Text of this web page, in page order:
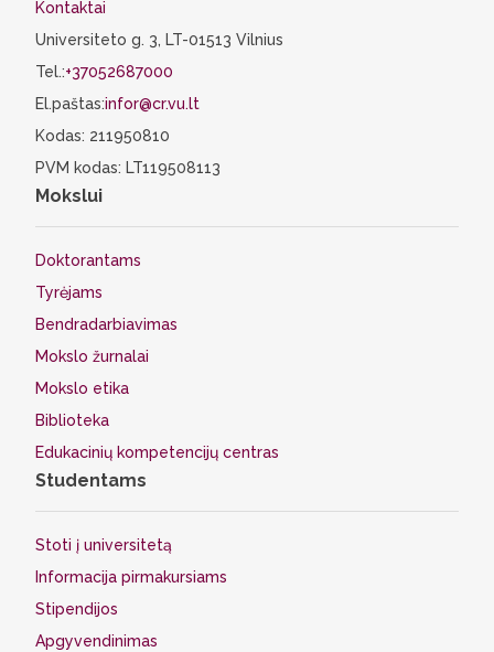
Kontaktai
Universiteto g. 3, LT-01513 Vilnius
Tel.:+37052687000
El.paštas:infor@cr.vu.lt
Kodas: 211950810
PVM kodas: LT119508113
Mokslui
Doktorantams
Tyrėjams
Bendradarbiavimas
Mokslo žurnalai
Mokslo etika
Biblioteka
Edukacinių kompetencijų centras
Studentams
Stoti į universitetą
Informacija pirmakursiams
Stipendijos
Apgyvendinimas